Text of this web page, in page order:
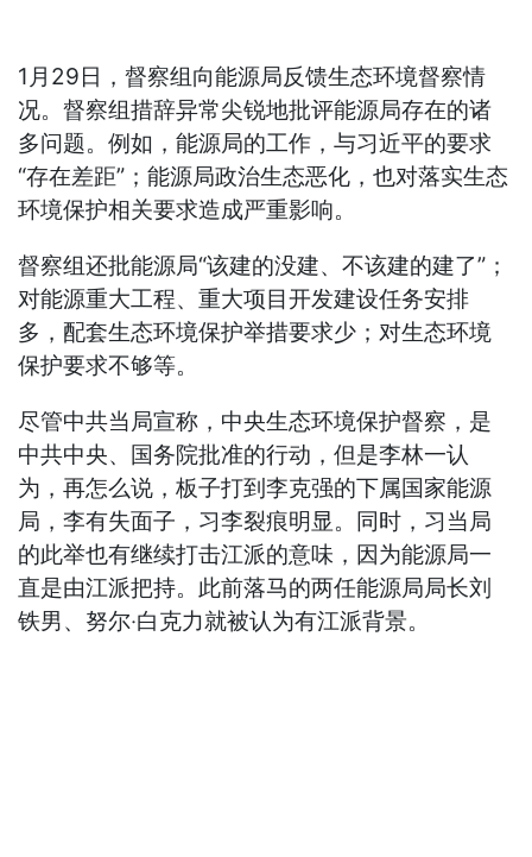
1月29日，督察组向能源局反馈生态环境督察情
况。督察组措辞异常尖锐地批评能源局存在的诸
多问题。例如，能源局的工作，与习近平的要求
“存在差距”；能源局政治生态恶化，也对落实生态
环境保护相关要求造成严重影响。
督察组还批能源局“该建的没建、不该建的建了”；
对能源重大工程、重大项目开发建设任务安排
多，配套生态环境保护举措要求少；对生态环境
保护要求不够等。
尽管中共当局宣称，中央生态环境保护督察，是
中共中央、国务院批准的行动，但是李林一认
为，再怎么说，板子打到李克强的下属国家能源
局，李有失面子，习李裂痕明显。同时，习当局
的此举也有继续打击江派的意味，因为能源局一
直是由江派把持。此前落马的两任能源局局长刘
铁男、努尔‧白克力就被认为有江派背景。